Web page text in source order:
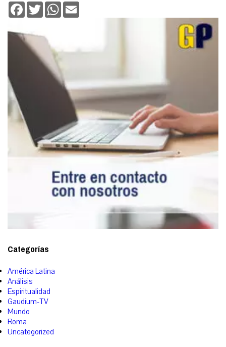
Facebook
TwitterWhatsApp
Categorías
América Latina
Análisis
Espiritualidad
Gaudium-TV
Mundo
Roma
Uncategorized